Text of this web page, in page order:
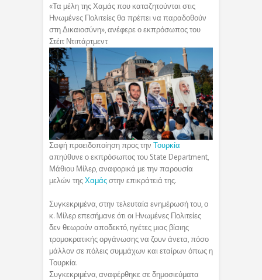
«Τα μέλη της Χαμάς που καταζητούνται στις
Ηνωμένες Πολιτείες θα πρέπει να παραδοθούν
στη Δικαιοσύνη», ανέφερε ο εκπρόσωπος του
Στέιτ Ντιπάρτμεντ
Σαφή προειδοποίηση προς την Τουρκία
απηύθυνε ο εκπρόσωπος του State Department,
Μάθιου Μίλερ, αναφορικά με την παρουσία
μελών τηςΧαμάςστην επικράτειά της.
Συγκεκριμένα, στην τελευταία ενημέρωσή του, ο
κ. Μίλερ επεσήμανε ότι οι Ηνωμένες Πολιτείες
δεν θεωρούν αποδεκτό, ηγέτες μιας βίαιης
τρομοκρατικής οργάνωσης να ζουν άνετα, πόσο
μάλλον σε πόλεις συμμάχων και εταίρων όπως η
Τουρκία.
Συγκεκριμένα, αναφέρθηκε σε δημοσιεύματα